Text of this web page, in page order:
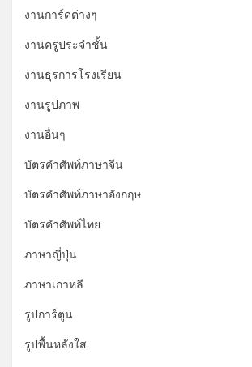
งานการ์ดต่างๆ
งานครูประจำชั้น
งานธุรการโรงเรียน
งานรูปภาพ
งานอื่นๆ
บัตรคำศัพท์ภาษาจีน
บัตรคำศัพท์ภาษาอังกฤษ
บัตรคำศัพท์ไทย
ภาษาญี่ปุ่น
ภาษาเกาหลี
รูปการ์ตูน
รูปพื้นหลังใส